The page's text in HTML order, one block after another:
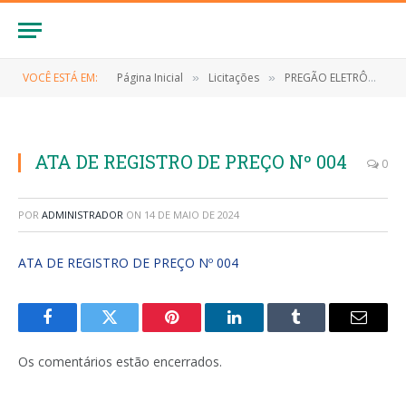
VOCÊ ESTÁ EM: Página Inicial » Licitações » PREGÃO ELETRÔNICO Nº 032/2023/SRP (CONTRATAÇÃO DE EMPRESA PARA AQUISIÇÃO DE SUPRIMENTOS, EQUIPAMENTOS E ELETRÔNICOS DE INFORMÁTICA, PARA ATENDER AS NECESSIDADES SECRETARIA MUNICIPAL DE SAÚDE DO MUNICÍPIO DE ANAPURUS/MA)
ATA DE REGISTRO DE PREÇO Nº 004 0
POR ADMINISTRADOR ON 14 DE MAIO DE 2024
ATA DE REGISTRO DE PREÇO Nº 004
FacebookTwitter Pinterest LinkedInTumblr
E-
Os comentários estão encerrados.